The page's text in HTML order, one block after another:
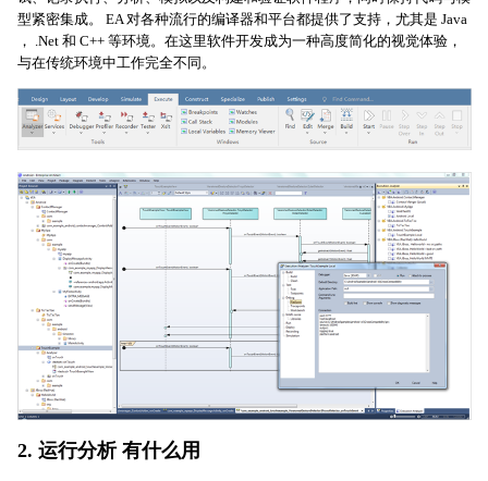
型紧密集成。 EA 对各种流行的编译器和平台都提供了支持，尤其是 Java
， .Net 和 C++ 等环境。在这里软件开发成为一种高度简化的视觉体验，
与在传统环境中工作完全不同。
2. 运行分析 有什么用